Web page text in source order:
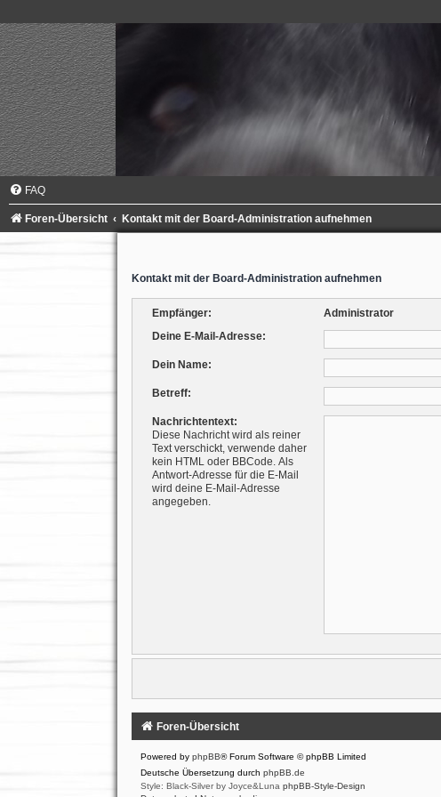
FAQ
Foren-Übersicht Kontakt mit der Board-Administration aufnehmen
Kontakt mit der Board-Administration aufnehmen
Empfänger:
Administrator
Deine E-Mail-Adresse:
Dein Name:
Betreff:
Nachrichtentext:
Diese Nachricht wird als reiner
Text verschickt, verwende daher
kein HTML oder BBCode. Als
Antwort-Adresse für die E-Mail
wird deine E-Mail-Adresse
angegeben.
Foren-Übersicht
Powered by phpBB® Forum Software © phpBB Limited
Deutsche Übersetzung durch phpBB.de
Style: Black-Silver by Joyce&Luna phpBB-Style-Design